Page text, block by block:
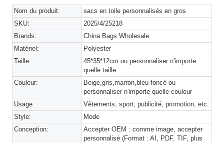
Nom du produit:
sacs en toile personnalisés en gros
SKU:
2025/4/25218
Brands:
China Bags Wholesale
Matériel:
Polyester
Taille:
45*35*12cm ou personnaliser n'importe
quelle taille
Couleur:
Beige,gris,marron,bleu foncé ou
personnaliser n'importe quelle couleur
Usage:
Vêtements, sport, publicité, promotion, etc.
Style:
Mode
Conception:
Accepter OEM : comme image, accepter
personnalisé (Format : AI, PDF, TIF, plus